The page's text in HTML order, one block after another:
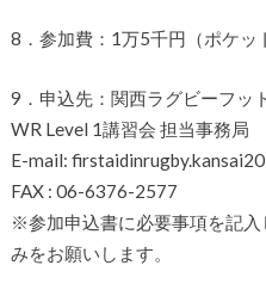
8．参加費：1万5千円（ポケッ
9．申込先：関西ラグビーフッ
WR Level 1講習会 担当事務局
E-mail:
FAX : 06-6376-2577
※参加申込書に必要事項を記
みをお願いします。